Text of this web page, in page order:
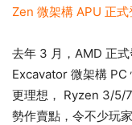
Zen 微架構 APU 正式
去年 3 月，AMD 正
Excavator 微架構 PC
更理想， Ryzen 3/5/
勢作賣點，令不少玩